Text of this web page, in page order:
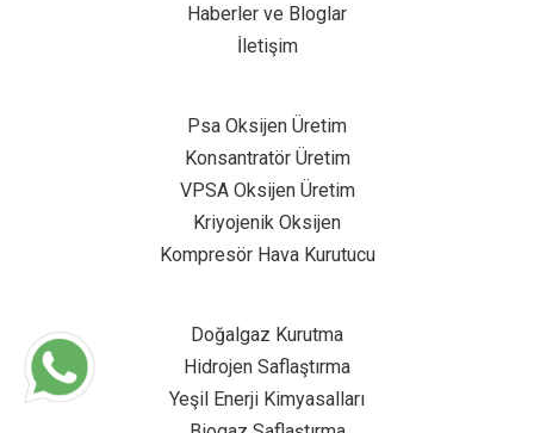
Haberler ve Bloglar
İletişim
Psa Oksijen Üretim
Konsantratör Üretim
VPSA Oksijen Üretim
Kriyojenik Oksijen
Kompresör Hava Kurutucu
Doğalgaz Kurutma
Hidrojen Saflaştırma
Yeşil Enerji Kimyasalları